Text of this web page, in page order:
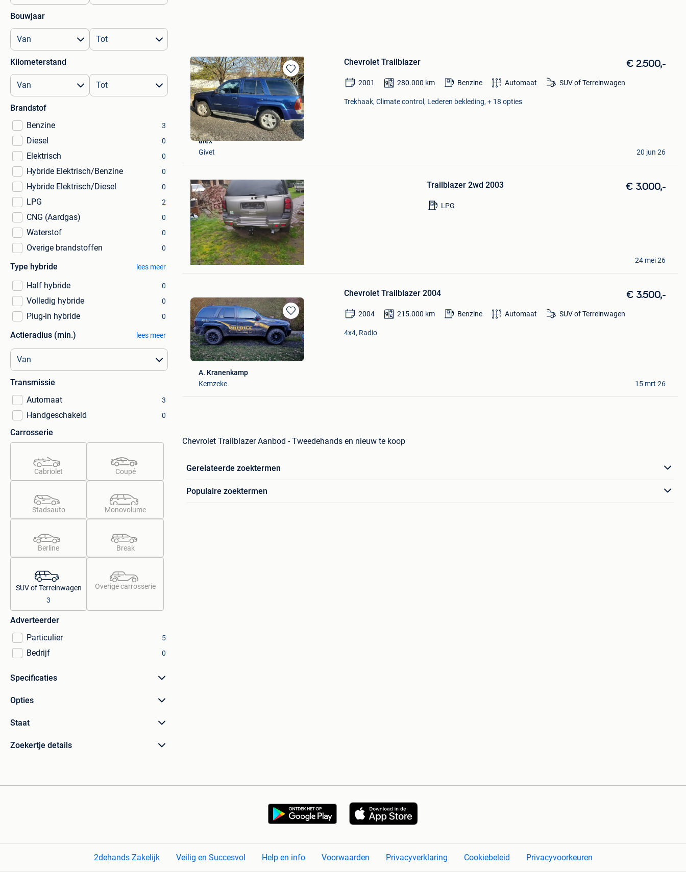
Bouwjaar
Kilometerstand
Brandstof
Benzine
3
Diesel 0
Elektrisch 0
Hybride Elektrisch/Benzine 0
Hybride Elektrisch/Diesel 0
LPG 2
CNG (Aardgas) 0
Waterstof 0
Overige brandstoffen 0
Type hybride lees meer
Half hybride 0
Volledig hybride 0
Plug-in hybride 0
Actieradius (min.) lees meer
Transmissie
Automaat
3
Handgeschakeld 0
Carrosserie
Cabriolet Coupé
Stadsauto Monovolume
Berline Break
SUV of Terreinwagen
3
Overige carrosserie
Adverteerder
Particulier
5
Bedrijf 0
Specificaties
Opties
Staat
Zoekertje details
Bewaren
in
Mijn
Favorieten
Chevrolet Trailblazer € 2.500,-
2001 280.000 km Benzine Automaat SUV of Terreinwagen
Trekhaak, Climate control, Lederen bekleding, + 18 opties
alex
Givet
20 jun 26
Mijn
Favorieten
Trailblazer 2wd 2003 € 3.000,-
LPG
hans feij
Maaseik
24 mei 26
Bewaren
in
Mijn
Favorieten
Chevrolet Trailblazer 2004 € 3.500,-
2004 215.000 km Benzine Automaat SUV of Terreinwagen
4x4, Radio
A. Kranenkamp
Kemzeke
15 mrt 26
Chevrolet Trailblazer Aanbod - Tweedehands en nieuw te koop
Gerelateerde zoektermen
Populaire zoektermen
2dehands Zakelijk Veilig en Succesvol Help en info Voorwaarden Privacyverklaring Cookiebeleid Privacyvoorkeuren